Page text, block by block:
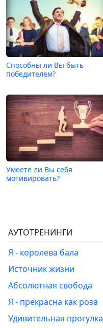
Способны ли Вы быть
победителем?
Умеете ли Вы себя
мотивировать?
АУТОТРЕНИНГИ
Я - королева бала
Источник жизни
Абсолютная свобода
Я - прекрасна как роза
Удивительная прогулка